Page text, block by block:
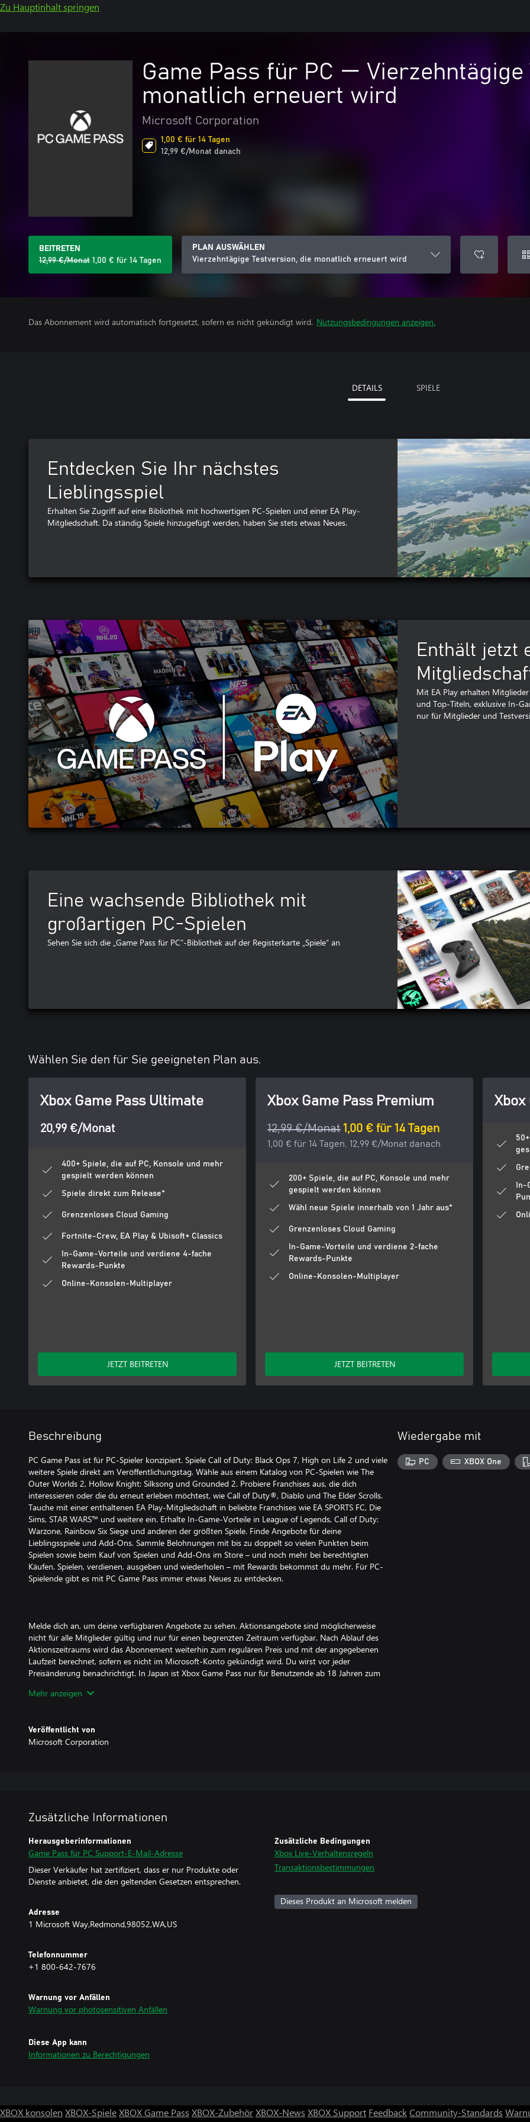
Zu Hauptinhalt springen
Game Pass für PC —
monatlich erneuert wird
Microsoft Corporation
1,00 € für 14 Tagen
12,99 €/Monat danach
BEITRETEN
12,99 €/Monat 1,00 € für 14 Tagen
PLAN AUSWÄHLEN
Vierzehntägige Testversion, die monatlich erneuert wird
Das Abonnement wird automatisch fortgesetzt, sofern es nicht gekündigt wird. Nutzungsbedingungen anzeigen.
DETAILS SPIELE
Entdecken Sie Ihr nächstes
Lieblingsspiel
Erhalten Sie Zugriff auf eine Bibliothek mit hochwertigen PC-Spielen und einer EA Play-
Mitgliedschaft. Da ständig Spiele hinzugefügt werden, haben Sie stets etwas Neues.
Enthält jetzt
Mit EA Play erhalten
und Top-Titeln, exklusive In-
nur für Mitglieder und
Eine wachsende Bibliothek mit
großartigen PC-Spielen
Sehen Sie sich die „Game Pass für PC“-Bibliothek auf der Registerkarte „Spiele“ an
Wählen Sie den für Sie geeigneten Plan aus.
Xbox Game Pass Ultimate
20,99 €/Monat
400+ Spiele, die auf PC, Konsole und mehr
gespielt werden können
Spiele direkt zum Release*
Grenzenloses Cloud Gaming
Fortnite-Crew, EA Play & Ubisoft+ Classics
In-Game-Vorteile und verdiene 4-fache
Rewards-Punkte
Online-Konsolen-Multiplayer
JETZT BEITRETEN
Xbox Game Pass Premium
12,99 €/Monat 1,00 € für 14 Tagen
1,00 € für 14 Tagen. 12,99 €/Monat danach
200+ Spiele, die auf PC, Konsole und mehr
gespielt werden können
Wähl neue Spiele innerhalb von 1 Jahr aus*
Grenzenloses Cloud Gaming
In-Game-Vorteile und verdiene 2-fache
Rewards-Punkte
Online-Konsolen-Multiplayer
JETZT BEITRETEN
Xbox
In-
Beschreibung
PC Game Pass ist für PC-Spieler konzipiert. Spiele Call of Duty: Black Ops 7, High on Life 2 und viele
weitere Spiele direkt am Veröffentlichungstag. Wähle aus einem Katalog von PC-Spielen wie The
Outer Worlds 2, Hollow Knight: Silksong und Grounded 2. Probiere Franchises aus, die dich
interessieren oder die du erneut erleben möchtest, wie Call of Duty®, Diablo und The Elder Scrolls.
Tauche mit einer enthaltenen EA Play-Mitgliedschaft in beliebte Franchises wie EA SPORTS FC, Die
Sims, STAR WARS™ und weitere ein. Erhalte In-Game-Vorteile in League of Legends, Call of Duty:
Warzone, Rainbow Six Siege und anderen der größten Spiele. Finde Angebote für deine
Lieblingsspiele und Add-Ons. Sammle Belohnungen mit bis zu doppelt so vielen Punkten beim
Spielen sowie beim Kauf von Spielen und Add-Ons im Store – und noch mehr bei berechtigten
Käufen. Spielen, verdienen, ausgeben und wiederholen – mit Rewards bekommst du mehr. Für PC-
Spielende gibt es mit PC Game Pass immer etwas Neues zu entdecken.
Melde dich an, um deine verfügbaren Angebote zu sehen. Aktionsangebote sind möglicherweise
nicht für alle Mitglieder gültig und nur für einen begrenzten Zeitraum verfügbar. Nach Ablauf des
Aktionszeitraums wird das Abonnement weiterhin zum regulären Preis und mit der angegebenen
Laufzeit berechnet, sofern es nicht im Microsoft-Konto gekündigt wird. Du wirst vor jeder
Preisänderung benachrichtigt. In Japan ist Xbox Game Pass nur für Benutzende ab 18 Jahren zum
gelten. Weitere Informationen findest du in den Nutzungsbedingungen auf
Mehr anzeigen
Veröffentlicht von
Microsoft Corporation
Wiedergabe mit
PC XBOX One
Zusätzliche Informationen
Herausgeberinformationen
Game Pass für PC Support-E-Mail-Adresse
Dieser Verkäufer hat zertifiziert, dass er nur Produkte oder
Dienste anbietet, die den geltenden Gesetzen entsprechen.
Adresse
1 Microsoft Way,Redmond,98052,WA,US
Telefonnummer
+1 800-642-7676
Warnung vor Anfällen
Warnung vor photosensitiven Anfällen
Diese App kann
Informationen zu Berechtigungen
Zusätzliche Bedingungen
Xbox Live-Verhaltensregeln
Transaktionsbestimmungen
Dieses Produkt an Microsoft melden
XBOX konsolen XBOX-SpieleXBOX Game Pass XBOX-ZubehörXBOX-News XBOX Support FeedbackCommunity-Standards